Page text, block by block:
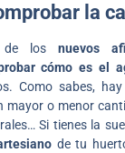
la
de los nuevos
cómo es el
Como sabes,
mayor o menor
Si tienes la
de tu